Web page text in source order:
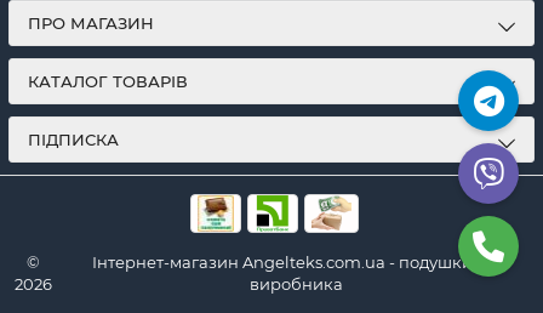
ПРО МАГАЗИН
КАТАЛОГ ТОВАРІВ
ПІДПИСКА
©
2026
Інтернет-магазин Angelteks.com.ua - подушки від
виробника